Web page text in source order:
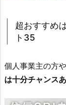
超おすすめ
ト35
個人事業主の方
は十分チャンス